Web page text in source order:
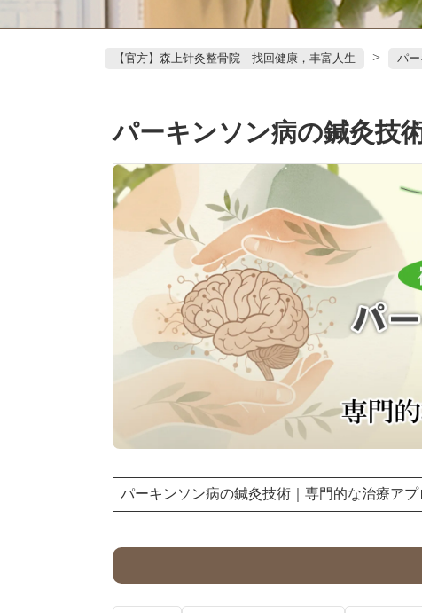
【官方】森上针灸整骨院｜找回健康，丰富人生 > パ
パーキンソン病の鍼灸技
パーキンソン病の鍼灸技術｜専門的な治療アプ